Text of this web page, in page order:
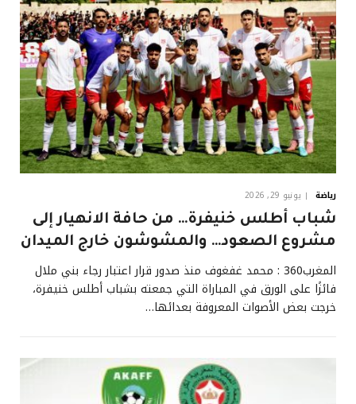
رياضة يونيو 29, 2026
شباب أطلس خنيفرة… من حافة الانهيار إلى
مشروع الصعود… والمشوشون خارج الميدان
المغرب360 : محمد غفغوف منذ صدور قرار اعتبار رجاء بني ملال
فائزًا على الورق في المباراة التي جمعته بشباب أطلس خنيفرة،
خرجت بعض الأصوات المعروفة بعدائها…